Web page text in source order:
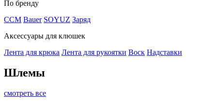
По бренду
CCM Bauer SOYUZ Заряд
Аксессуары для клюшек
Лента для крюка Лента для рукоятки Воск Надставки
Шлемы
смотреть все